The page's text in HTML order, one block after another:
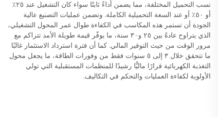
نسب التحميل المختلفة، مما يضمن أداءً ثابتًا سواء كان التشغيل عند ٢٥٪
أو ٥٠٪ أو عند السعة التحميلية الكاملة. وتضمن عمليات التصنيع عالية
الجودة أن تستمر هذه المكاسب في الكفاءة طوال عمر المحول التشغيلي،
الذي يتراوح عادةً بين ٢٥ و٣٠ سنة، ما يوفّر قيمة طويلة الأمد تتراكم مع
مرور الوقت من حيث التوفير المالي. كما أن فترة استرداد الاستثمار غالبًا
ما تتحقق خلال ٣ إلى ٥ سنوات فقط من وفورات الطاقة، ما يجعل محول
التغذية الكهربائية قرارًا ماليًّا رشيدًا للمنظمات المستقبلية التي تولي
الأولوية لكفاءة العمليات والتحكم في التكاليف.